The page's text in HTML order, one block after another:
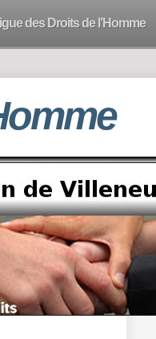
des Droits de l’Homme